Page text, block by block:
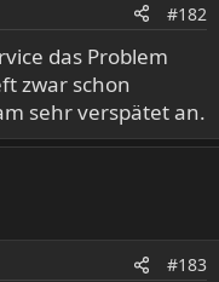
#182
das Problem
zwar schon
sehr verspätet an.
#183